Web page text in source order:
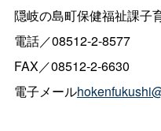
隠岐の島町保健福祉課子
電話／08512-2-8577
FAX／08512-2-6630
電子メール